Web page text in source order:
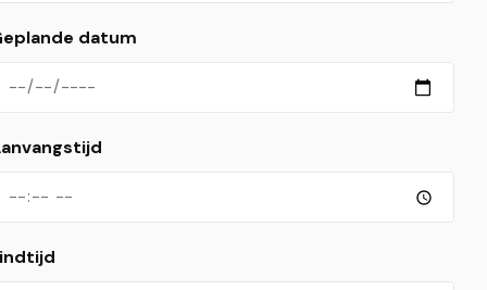
datum